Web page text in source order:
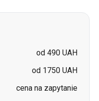
od 490 UAH
od 1750 UAH
cena na zapytanie